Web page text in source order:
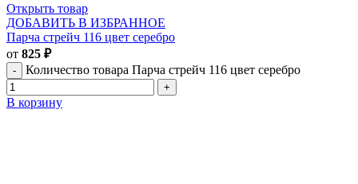
Открыть товар
ДОБАВИТЬ В ИЗБРАННОЕ
Парча стрейч 116 цвет серебро
от 825 ₽
Количество товара Парча стрейч 116 цвет серебро
В корзину